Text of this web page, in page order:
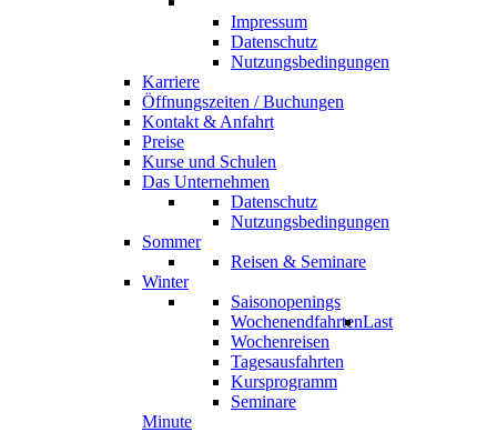
Impressum
Datenschutz
Nutzungsbedingungen
Karriere
Öffnungszeiten / Buchungen
Kontakt & Anfahrt
Preise
Kurse und Schulen
Das Unternehmen
Datenschutz
Nutzungsbedingungen
Sommer
Reisen & Seminare
Winter
Saisonopenings
Wochenendfahrten
Wochenreisen
Tagesausfahrten
Kursprogramm
Seminare
Last
Minute